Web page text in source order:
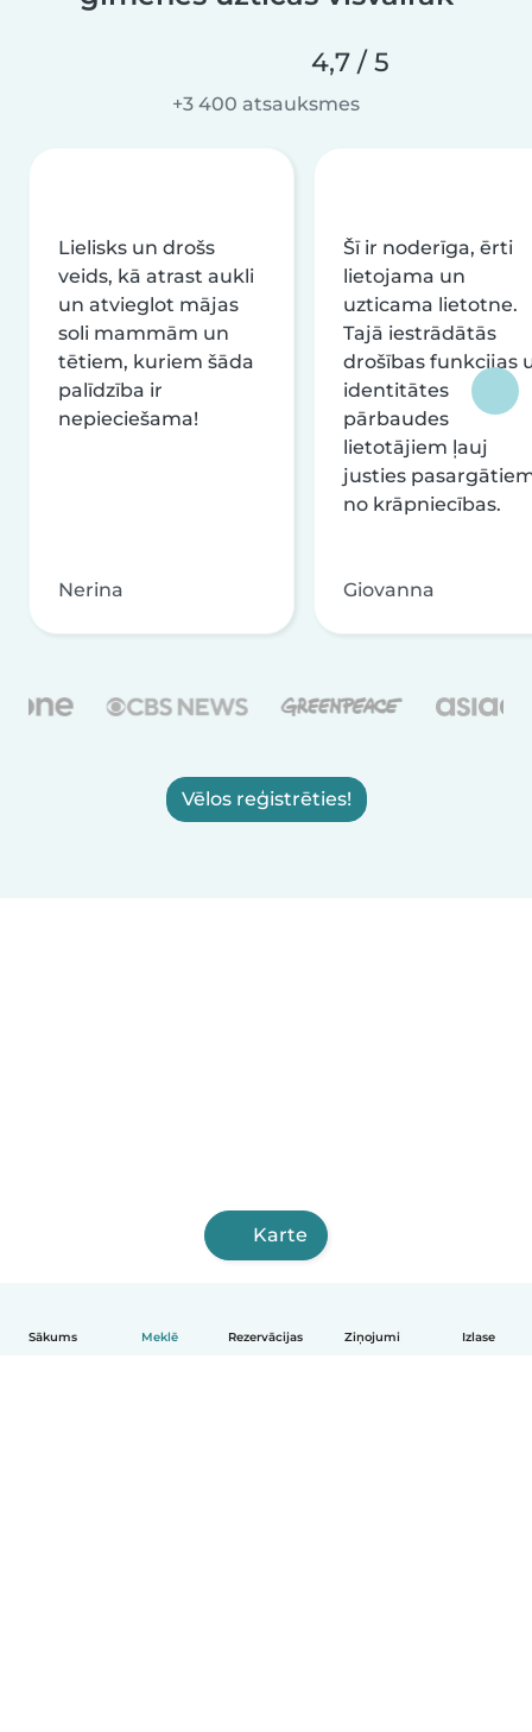
Sākums Meklē Rezervācijas Ziņojumi Izlase
4,7 / 5
+3 400 atsauksmes
Lielisks un drošs
veids, kā atrast aukli
un atvieglot mājas
soli mammām un
tētiem, kuriem šāda
palīdzība ir
nepieciešama!
Nerina
Šī ir noderīga, ērti
lietojama un
uzticama lietotne.
Tajā iestrādātās
drošības funkcijas
identitātes
pārbaudes
lietotājiem ļauj
justies
no krāpniecības.
Giovanna
Vēlos reģistrēties!
Karte